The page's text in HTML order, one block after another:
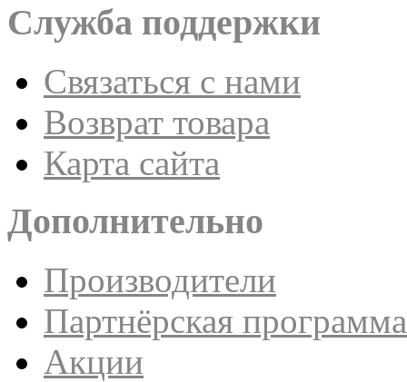
Служба поддержки
Связаться с нами
Возврат товара
Карта сайта
Дополнительно
Производители
Партнёрская программа
Акции